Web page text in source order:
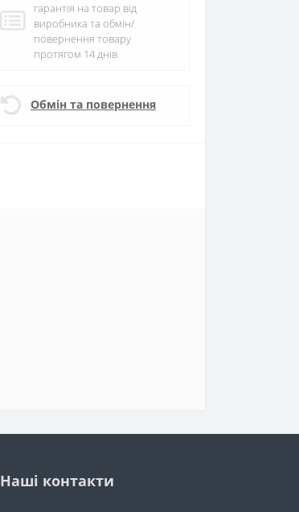
гарантія на товар від
виробника та обмін/
повернення товару
протягом 14 днів
Обмін та повернення
Наші контакти